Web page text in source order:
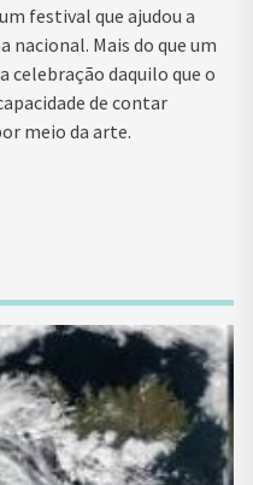
festival que ajudou a
nacional. Mais do que um
celebração daquilo que o
de contar
meio da arte.